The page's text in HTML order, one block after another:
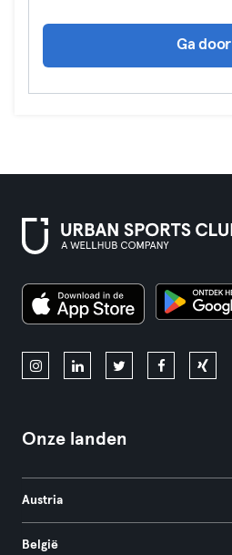
Ga door
Onze landen
Austria
België